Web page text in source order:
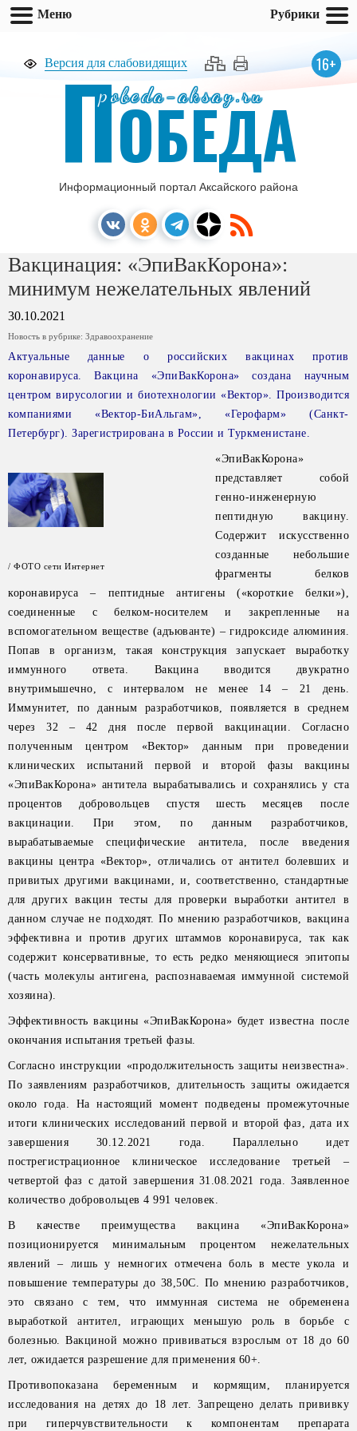
Версия для слабовидящих 16+
pobeda-aksay.ru
ПОБЕДА
Информационный портал Аксайского района
Вакцинация: «ЭпиВакКорона»:
минимум нежелательных явлений
30.10.2021
Новость в рубрике: Здравоохранение
Актуальные данные о российских вакцинах против
коронавируса. Вакцина «ЭпиВакКорона» создана научным
центром вирусологии и биотехнологии «Вектор». Производится
компаниями «Вектор-БиАльгам», «Герофарм» (Санкт-
Петербург). Зарегистрирована в России и Туркменистане.
/ ФОТО сети Интернет
«ЭпиВакКорона»
представляет собой
генно-инженерную
пептидную вакцину.
Содержит искусственно
созданные небольшие
фрагменты белков
коронавируса – пептидные антигены («короткие белки»),
соединенные с белком-носителем и закрепленные на
вспомогательном веществе (адъюванте) – гидроксиде алюминия.
Попав в организм, такая конструкция запускает выработку
иммунного ответа. Вакцина вводится двукратно
внутримышечно, с интервалом не менее 14 – 21 день.
Иммунитет, по данным разработчиков, появляется в среднем
через 32 – 42 дня после первой вакцинации. Согласно
полученным центром «Вектор» данным при проведении
клинических испытаний первой и второй фазы вакцины
«ЭпиВакКорона» антитела вырабатывались и сохранялись у ста
процентов добровольцев спустя шесть месяцев после
вакцинации. При этом, по данным разработчиков,
вырабатываемые специфические антитела, после введения
вакцины центра «Вектор», отличались от антител болевших и
привитых другими вакцинами, и, соответственно, стандартные
для других вакцин тесты для проверки выработки антител в
данном случае не подходят. По мнению разработчиков, вакцина
эффективна и против других штаммов коронавируса, так как
содержит консервативные, то есть редко меняющиеся эпитопы
(часть молекулы антигена, распознаваемая иммунной системой
хозяина).
Эффективность вакцины «ЭпиВакКорона» будет известна после
окончания испытания третьей фазы.
Согласно инструкции «продолжительность защиты неизвестна».
По заявлениям разработчиков, длительность защиты ожидается
около года. На настоящий момент подведены промежуточные
итоги клинических исследований первой и второй фаз, дата их
завершения 30.12.2021 года. Параллельно идет
пострегистрационное клиническое исследование третьей –
четвертой фаз с датой завершения 31.08.2021 года. Заявленное
количество добровольцев 4 991 человек.
В качестве преимущества вакцина «ЭпиВакКорона»
позиционируется минимальным процентом нежелательных
явлений – лишь у немногих отмечена боль в месте укола и
повышение температуры до 38,50С. По мнению разработчиков,
это связано с тем, что иммунная система не обременена
выработкой антител, играющих меньшую роль в борьбе с
болезнью. Вакциной можно прививаться взрослым от 18 до 60
лет, ожидается разрешение для применения 60+.
Противопоказана беременным и кормящим, планируется
исследования на детях до 18 лет. Запрещено делать прививку
при гиперчувствительности к компонентам препарата
Меню Рубрики